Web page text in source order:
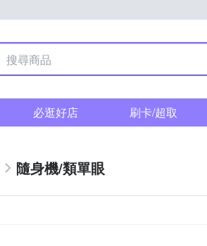
必逛好店 刷卡/超取
隨身機/類單眼